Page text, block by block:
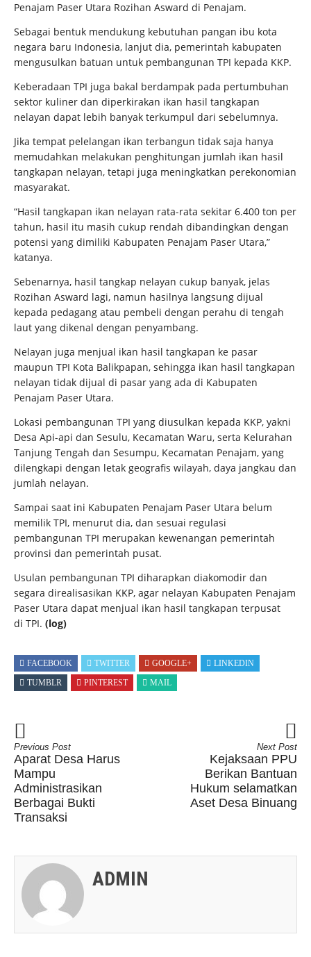
Penajam Paser Utara Rozihan Asward di Penajam.
Sebagai bentuk mendukung kebutuhan pangan ibu kota
negara baru Indonesia, lanjut dia, pemerintah kabupaten
mengusulkan batuan untuk pembangunan TPI kepada KKP.
Keberadaan TPI juga bakal berdampak pada pertumbuhan
sektor kuliner dan diperkirakan ikan hasil tangkapan
nelayan dapat lebih banyak terkumpul dari sebelumnya.
Jika tempat pelelangan ikan terbangun tidak saja hanya
memudahkan melakukan penghitungan jumlah ikan hasil
tangkapan nelayan, tetapi juga meningkatkan perekonomian
masyarakat.
“Hasil tangkapan ikan nelayan rata-rata sekitar 6.400 ton per
tahun, hasil itu masih cukup rendah dibandingkan dengan
potensi yang dimiliki Kabupaten Penajam Paser Utara,”
katanya.
Sebenarnya, hasil tangkap nelayan cukup banyak, jelas
Rozihan Asward lagi, namun hasilnya langsung dijual
kepada pedagang atau pembeli dengan perahu di tengah
laut yang dikenal dengan penyambang.
Nelayan juga menjual ikan hasil tangkapan ke pasar
maupun TPI Kota Balikpapan, sehingga ikan hasil tangkapan
nelayan tidak dijual di pasar yang ada di Kabupaten
Penajam Paser Utara.
Lokasi pembangunan TPI yang diusulkan kepada KKP, yakni
Desa Api-api dan Sesulu, Kecamatan Waru, serta Kelurahan
Tanjung Tengah dan Sesumpu, Kecamatan Penajam, yang
dilengkapi dengan letak geografis wilayah, daya jangkau dan
jumlah nelayan.
Sampai saat ini Kabupaten Penajam Paser Utara belum
memilik TPI, menurut dia, dan sesuai regulasi
pembangunan TPI merupakan kewenangan pemerintah
provinsi dan pemerintah pusat.
Usulan pembangunan TPI diharapkan diakomodir dan
segara direalisasikan KKP, agar nelayan Kabupaten Penajam
Paser Utara dapat menjual ikan hasil tangkapan terpusat
di TPI. (log)
FACEBOOK TWITTER GOOGLE+
LINKEDIN
TUMBLR
PINTEREST MAIL
Previous Post
Aparat Desa Harus
Mampu
Administrasikan
Berbagai Bukti
Transaksi
Next Post
Kejaksaan PPU
Berikan Bantuan
Hukum selamatkan
Aset Desa Binuang
ADMIN